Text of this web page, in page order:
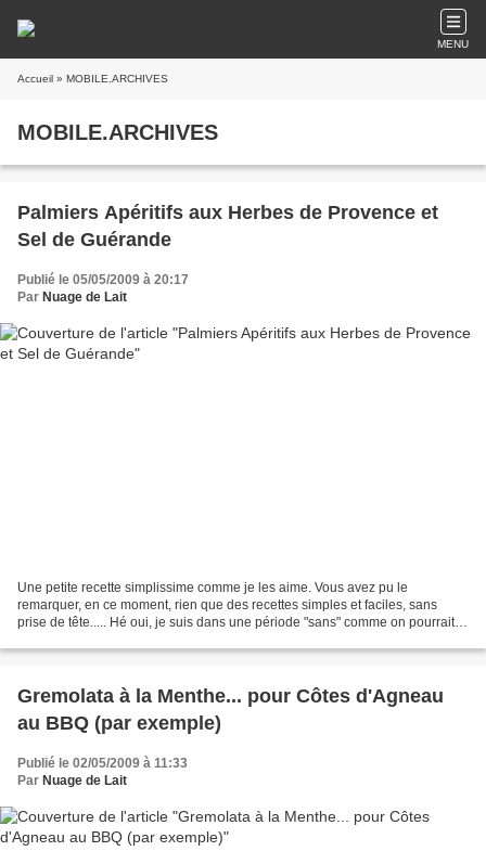
MENU
Accueil » MOBILE.ARCHIVES
MOBILE.ARCHIVES
Palmiers Apéritifs aux Herbes de Provence et
Sel de Guérande
Publié le 05/05/2009 à 20:17
Par Nuage de Lait
Une petite recette simplissime comme je les aime. Vous avez pu le
remarquer, en ce moment, rien que des recettes simples et faciles, sans
prise de tête..... Hé oui, je suis dans une période "sans" comme on pourrait le
Gremolata à la Menthe... pour Côtes d'Agneau
au BBQ (par exemple)
Publié le 02/05/2009 à 11:33
Par Nuage de Lait